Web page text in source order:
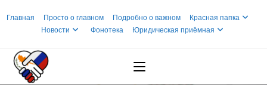
Главная Просто о главном Подробно о важном
Красная папка
Новости
Фонотека Юридическая приёмная